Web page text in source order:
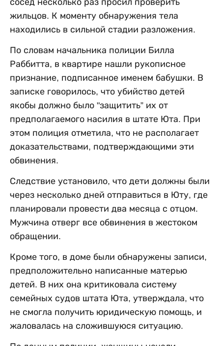
сосед несколько раз просил проверить
жильцов. К моменту обнаружения тела
находились в сильной стадии разложения.
По словам начальника полиции Билла
Раббитта, в квартире нашли рукописное
признание, подписанное именем бабушки. В
записке говорилось, что убийство детей
якобы должно было "защитить” их от
предполагаемого насилия в штате Юта. При
этом полиция отметила, что не располагает
доказательствами, подтверждающими эти
обвинения.
Следствие установило, что дети должны были
через несколько дней отправиться в Юту, где
планировали провести два месяца с отцом.
Мужчина отверг все обвинения в жестоком
обращении.
Кроме того, в доме были обнаружены записи,
предположительно написанные матерью
детей. В них она критиковала систему
семейных судов штата Юта, утверждала, что
не смогла получить юридическую помощь, и
жаловалась на сложившуюся ситуацию.